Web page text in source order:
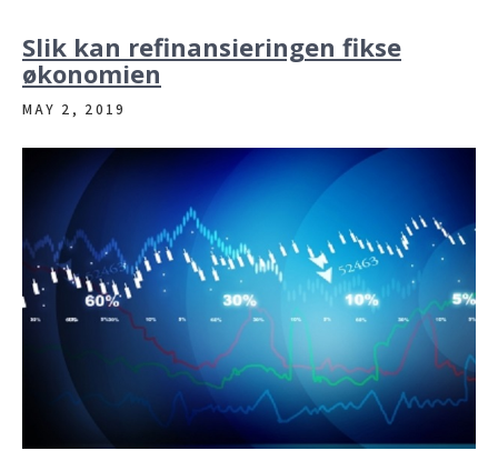
Slik kan refinansieringen fikse
økonomien
MAY 2, 2019